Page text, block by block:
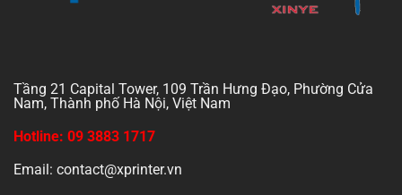
Tầng 21 Capital Tower, 109 Trần Hưng Đạo, Phường Cửa
Nam, Thành phố Hà Nội, Việt Nam
Hotline: 09 3883 1717
Email: contact@xprinter.vn